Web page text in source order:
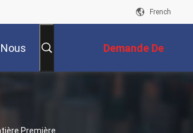
French
Demande De
Soumission
Première